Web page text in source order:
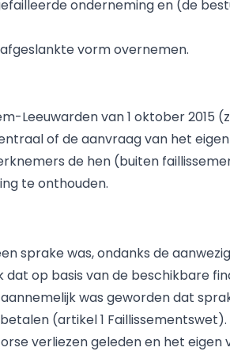
onderneming en (de
vorm overnemen.
Leeuwarden van 1 oktober 2015
of de aanvraag van het
de hen (buiten
te onthouden.
sprake was, ondanks de
dat op basis van de beschikbare
was geworden dat
(artikel 1 Faillissementswet).
verliezen geleden en het eigen